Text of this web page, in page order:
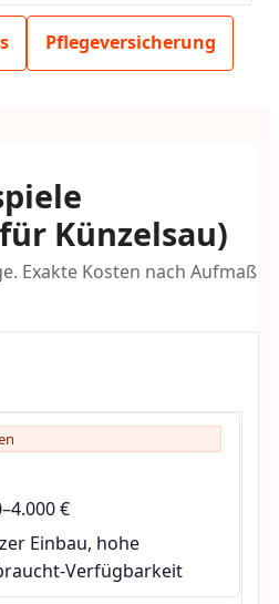
Pflegeversicherung
Künzelsau)
Exakte Kosten nach Aufmaß
€
Einbau, hohe
Verfügbarkeit